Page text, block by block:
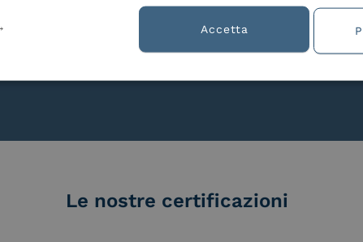
Le nostre certificazioni
Accetta